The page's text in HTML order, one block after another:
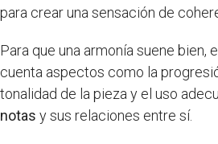
para crear una sensación de
Para que una armonía suene bien,
cuenta aspectos como la
tonalidad de la pieza y el uso
notas y sus relaciones entre sí.